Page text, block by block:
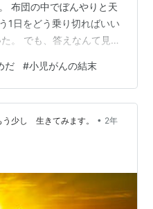
布団の中でぼんやりと天
1日をどう乗り切ればいい
。 でも、答えなんて見つ
く。 スマホを手に取って
い。 誰とも連絡を取る気
人の楽しそうな投稿ばか
という気持ちももう湧か
とのように感じる。 自分
だ #小児がんの結末
少し 生きてみます。 • 2年